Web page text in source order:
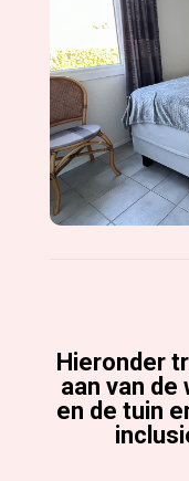
Hieronder
aan van
en de tuin